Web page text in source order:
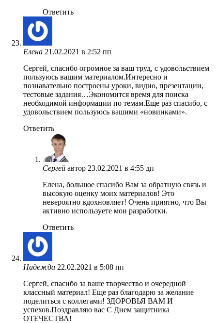
Ответить
Елена 21.02.2021 в 2:52 пп
Сергей, спасибо огромное за ваш труд, с удовольствием
пользуюсь вашим материалом.Интересно и
познавательно построены уроки, видио, презентации,
тестовые задания…Экономится время для поиска
необходимой информации по темам.Еще раз спасибо, с
удовольствием пользуюсь вашими «новинками».
Ответить
Сергей автор 23.02.2021 в 4:55 дп
Елена, большое спасибо Вам за обратную связь и
высокую оценку моих материалов! Это
невероятно вдохновляет! Очень приятно, что Вы
активно используете мои разработки.
Ответить
Надежда 22.02.2021 в 5:08 пп
Сергей, спасибо за ваше творчество и очередной
классный материал! Еще раз благодарю за желание
поделиться с коллегами! ЗДОРОВЬЯ ВАМ И
успехов.Поздравляю вас С Днем защитника
ОТЕЧЕСТВА!